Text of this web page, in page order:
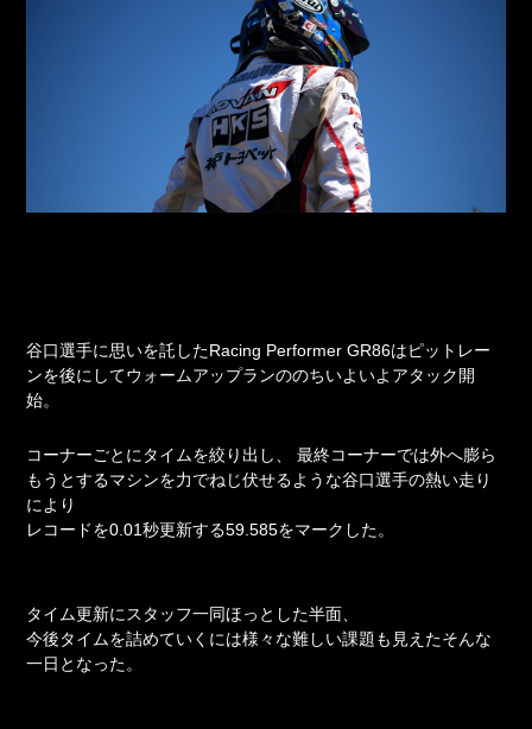
谷口選手に思いを託したRacing Performer GR86はピットレー
ンを後にしてウォームアップランののちいよいよアタック開
始。
コーナーごとにタイムを絞り出し、
最終コーナーでは外へ膨ら
もうとするマシンを力でねじ伏せるような谷口選手の熱い走り
により
レコードを0.01秒更新する59.585をマークした。
タイム更新にスタッフ一同ほっとした半面、
今後タイムを詰めていくには様々な難しい課題も見えたそんな
一日となった。